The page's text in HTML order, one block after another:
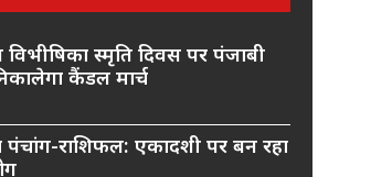
स्मृति दिवस पर पंजाबी
कैंडल मार्च
राशिफल: एकादशी पर बन रहा